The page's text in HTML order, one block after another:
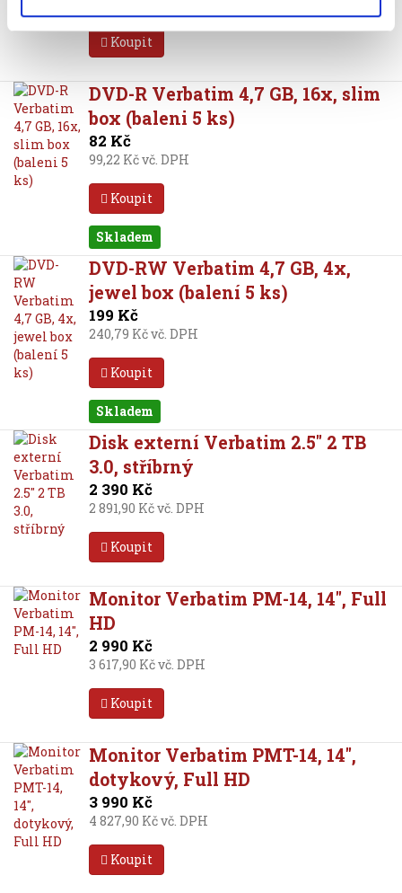
Koupit
DVD-R Verbatim 4,7 GB, 16x, slim
box (baleni 5 ks)
82 Kč
99,22 Kč vč. DPH
Koupit
Skladem
DVD-RW Verbatim 4,7 GB, 4x,
jewel box (balení 5 ks)
199 Kč
240,79 Kč vč. DPH
Koupit
Skladem
Disk externí Verbatim 2.5" 2 TB
3.0, stříbrný
2 390 Kč
2 891,90 Kč vč. DPH
Koupit
Monitor Verbatim PM-14, 14", Full
HD
2 990 Kč
3 617,90 Kč vč. DPH
Koupit
Monitor Verbatim PMT-14, 14",
dotykový, Full HD
3 990 Kč
4 827,90 Kč vč. DPH
Koupit